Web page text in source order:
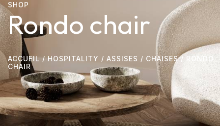
SHOP
Rondo chair
ACCUEIL/HOSPITALITY / ASSISES / CHAISES/ RONDO
CHAIR